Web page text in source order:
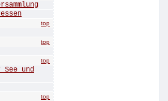
top
top
top
und
top